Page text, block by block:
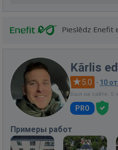
Pieslēdz Enefit
Kārlis
5.0 · 10
Был на сайте: 5
PRO
Примеры работ